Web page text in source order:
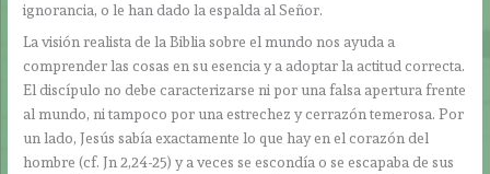
ignorancia, o le han dado la espalda al Señor.
La visión realista de la Biblia sobre el mundo nos ayuda a
comprender las cosas en su esencia y a adoptar la actitud correcta.
El discípulo no debe caracterizarse ni por una falsa apertura frente
al mundo, ni tampoco por una estrechez y cerrazón temerosa. Por
un lado, Jesús sabía exactamente lo que hay en el corazón del
hombre (cf. Jn 2,24-25) y a veces se escondía o se escapaba de sus